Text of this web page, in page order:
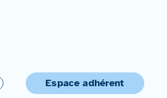
Espace adhérent